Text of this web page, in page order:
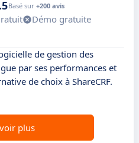
Basé sur +200 avis
Démo gratuite
de gestion des
par ses performances et
de choix à ShareCRF.
plus